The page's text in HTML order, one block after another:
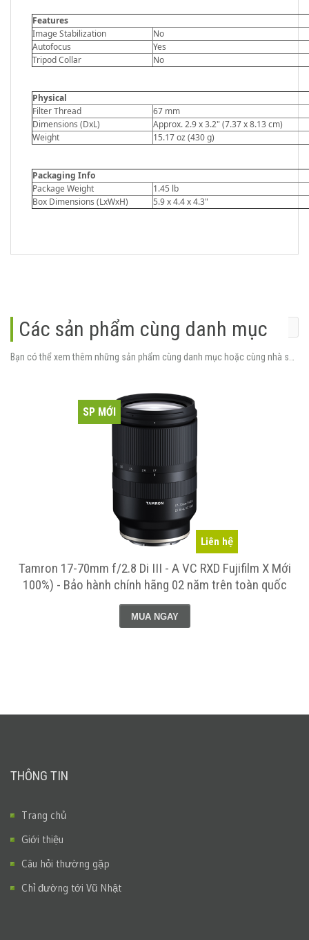
Features
Image Stabilization
No
Autofocus
Yes
Tripod Collar
No
Physical
Filter Thread
67 mm
Dimensions (DxL)
Approx. 2.9 x 3.2" (7.37 x 8.13 cm)
Weight
15.17 oz (430 g)
Packaging Info
Package Weight
1.45 lb
Box Dimensions (LxWxH)
5.9 x 4.4 x 4.3"
Các sản phẩm cùng danh mục
Liên hệ
SP MỚI
Tamron 17-70mm f/2.8 Di III - A VC RXD Fujifilm X Mới
100%) - Bảo hành chính hãng 02 năm trên toàn quốc
MUA NGAY
THÔNG TIN
Trang chủ
Giới thiệu
Câu hỏi thường gặp
Chỉ đường tới Vũ Nhật